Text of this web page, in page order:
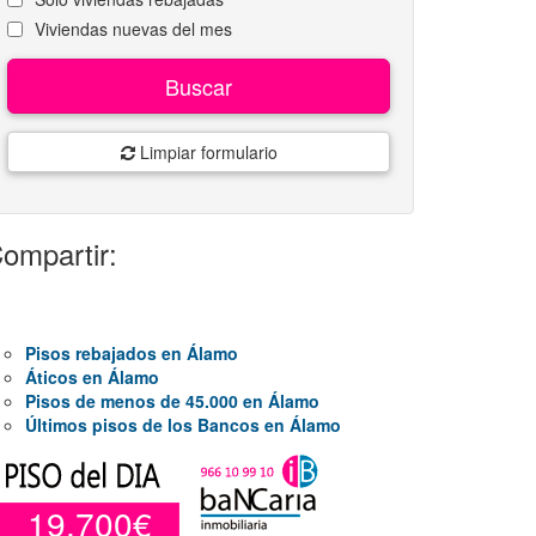
Viviendas nuevas del mes
Buscar
Limpiar formulario
Pisos rebajados en Álamo
Áticos en Álamo
Pisos de menos de 45.000 en Álamo
Últimos pisos de los Bancos en Álamo
19.700€